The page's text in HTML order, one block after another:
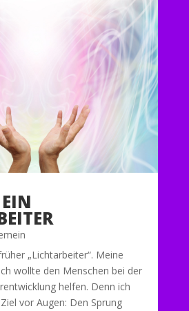
„Lichtarbeiter“. Meine
wollte den Menschen bei der
helfen. Denn ich
vor Augen: Den Sprung